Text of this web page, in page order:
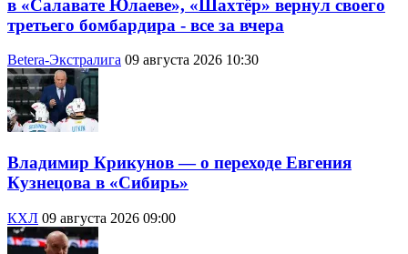
в «Салавате Юлаеве», «Шахтёр» вернул своего
третьего бомбардира - все за вчера
Betera-Экстралига 09 августа 2026 10:30
Владимир Крикунов — о переходе Евгения
Кузнецова в «Сибирь»
КХЛ 09 августа 2026 09:00